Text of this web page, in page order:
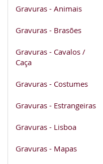
Gravuras - Animais
Gravuras - Brasões
Gravuras - Cavalos /
Caça
Gravuras - Costumes
Gravuras - Estrangeiras
Gravuras - Lisboa
Gravuras - Mapas